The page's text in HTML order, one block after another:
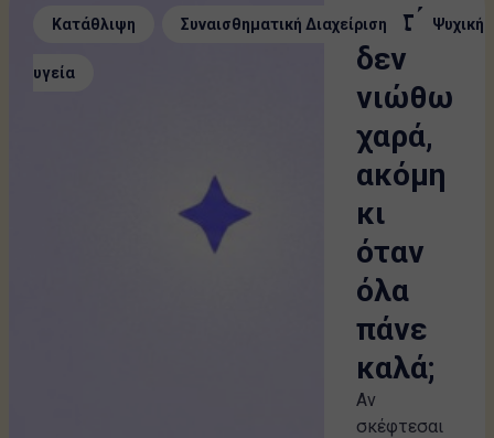
Κατάθλιψη Συναισθηματική Διαχείριση , Ψυχική
υγεία
Γιατί
δεν
νιώθω
χαρά,
ακόμη
κι
όταν
όλα
πάνε
καλά;
Αν
σκέφτεσαι